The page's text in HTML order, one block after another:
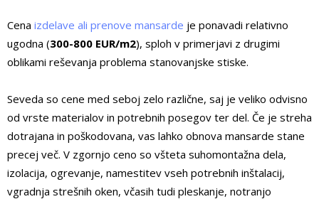
Cena izdelave ali prenove mansarde je ponavadi relativno
ugodna (300-800 EUR/m2), sploh v primerjavi z drugimi
oblikami reševanja problema stanovanjske stiske.
Seveda so cene med seboj zelo različne, saj je veliko odvisno
od vrste materialov in potrebnih posegov ter del. Če je streha
dotrajana in poškodovana, vas lahko obnova mansarde stane
precej več. V zgornjo ceno so všteta suhomontažna dela,
izolacija, ogrevanje, namestitev vseh potrebnih inštalacij,
vgradnja strešnih oken, včasih tudi pleskanje, notranjo